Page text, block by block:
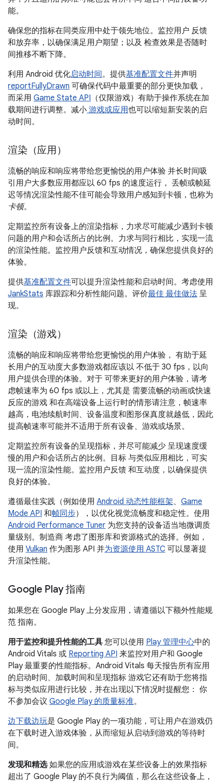
能。
确保您的指标在同类应用中处于领先地位。监控用户 反馈
和放弃率，以确保满足用户期望；以及 检查效果是否随时
间推移不断下降。
利用 Android 优化启动时间。提供基准配置文件并声明
reportFullyDrawn 可确保代码中最重要的部分更快加载，
而采用 Game State API （仅限游戏）有助于操作系统在加
载期间进行调整。减小 游戏或应用也可以缩短新安装的启
动时间。
渲染（应用）
流畅的响应和响应将带给您更愉悦的用户体验 并长时间吸
引用户大多数应用都应以 60 fps 的速度运行， 丢帧或帧延
迟等情况渲染性能不佳可能会导致用户感知到卡顿，也称为
卡顿。
定期监控所有设备上的渲染指标，力求尽可能减少遇到卡顿
问题的用户和会话所占的比例。力求与同行相比，实现一流
的渲染性能。监控用户反馈和互动情况，确保您提供良好的
体验。
提供基准配置文件可以提升渲染性能和启动时间。考虑使用
JankStats 库跟踪和分析性能问题。评价最佳 最佳做法 呈
现。
渲染（游戏）
流畅的响应和响应将带给您更愉悦的用户体验， 有助于延
长用户的互动度大多数游戏都应该以 不低于 30 fps，以向
用户提供合理的体验。对于 可带来更好的用户体验，请考
虑帧速率为 60 fps 或以上，尤其是 需要流畅的动画或快速
反应的游戏 和在高端设备上运行时的情形请注意，帧速率
越高，电池续航时间、设备温度和图形保真度就越低，因此
提高帧速率可能并不适用于所有设备、游戏或场景。
定期监控所有设备的呈现指标，并尽可能减少 呈现速度缓
慢的用户和会话所占的比例。目标 与类似应用相比，可实
现一流的渲染性能。监控用户反馈 和互动度，以确保提供
良好的体验。
遵循最佳实践（例如使用 Android 动态性能框架、 Game
Mode API 和帧同步），以优化视觉流畅度和稳定性。使用
Android Performance Tuner 为您支持的设备适当地微调质
量级别。制造商 考虑了图形库和资源格式的选择。例如，
使用 Vulkan 作为图形 API 并为资源使用 ASTC 可以显著提
升渲染性能。
Google Play 指南
如果您在 Google Play 上分发应用，请遵循以下额外性能规
范 指南。
用于监控和提升性能的工具 您可以使用 Play 管理中心中的
Android Vitals 或 Reporting API 来监控对用户和 Google
Play 最重要的性能指标。Android Vitals 每天报告所有应用
的启动时间、加载时间和呈现指标 游戏它还有助于您将指
标与类似应用进行比较，并在出现以下情况时提醒您： 你
不参加会议 Google Play 的质量标准。
边下载边玩是 Google Play 的一项功能，可让用户在游戏仍
在下载时进入游戏体验，从而缩短从启动到游戏的等待时
间。
发现和精选如果您的应用或游戏在某些设备上的效果指标
超出了 Google Play 的不良行为阈值，那么在这些设备上，